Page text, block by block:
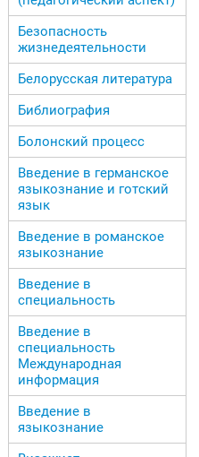
Безопасность
жизнедеятельности
Белорусская литература
Библиография
Болонский процесс
Введение в германское
языкознание и готский
язык
Введение в романское
языкознание
Введение в
специальность
Введение в
специальность
Международная
информация
Введение в
языкознание